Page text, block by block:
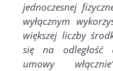
jednoczesnej
wyłącznym
większej liczby
się na
umowy